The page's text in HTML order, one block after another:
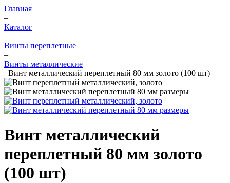
Главная
–
Каталог
–
Винты переплетные
–
Винты металлические
–Винт металлический переплетный 80 мм золото (100 шт)
Винт металлический
переплетный 80 мм золото
(100 шт)